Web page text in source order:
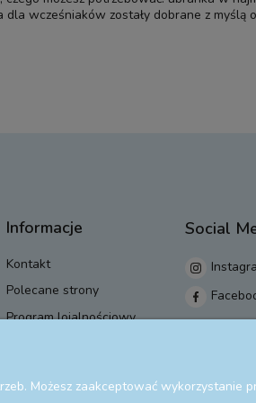
dla wcześniaków zostały dobrane z myślą
Informacje
Kontakt
Polecane strony
Program lojalnościowy
Social
Możesz zaakceptować wykorzystanie